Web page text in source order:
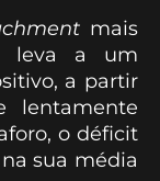
mais
leva a um
a partir
lentamente
o déficit
sua média